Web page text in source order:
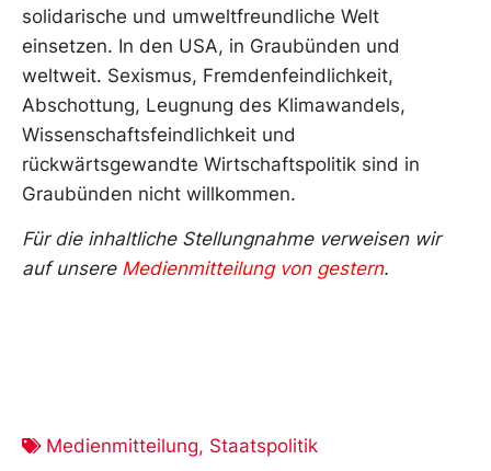
solidarische und umweltfreundliche Welt
einsetzen. In den USA, in Graubünden und
weltweit. Sexismus, Fremdenfeindlichkeit,
Abschottung, Leugnung des Klimawandels,
Wissenschaftsfeindlichkeit und
rückwärtsgewandte Wirtschaftspolitik sind in
Graubünden nicht willkommen.
Für die inhaltliche Stellungnahme verweisen wir
auf unsere Medienmitteilung von gestern.
Medienmitteilung, Staatspolitik